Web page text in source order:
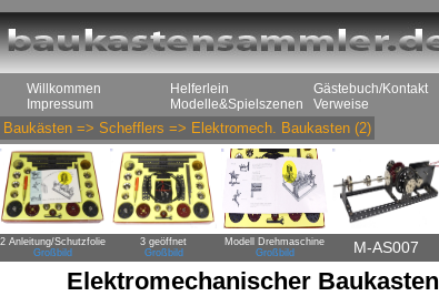
Willkommen
Impressum
Helferlein
Modelle&Spielszenen
Gästebuch/Kontakt
Verweise
Baukästen => Schefflers => Elektromech. Baukasten (2)
2 Anleitung/Schutzfolie
Großbild
3 geöffnet
Großbild
Modell Drehmaschine
Großbild
M-AS007
Elektromechanischer Baukasten